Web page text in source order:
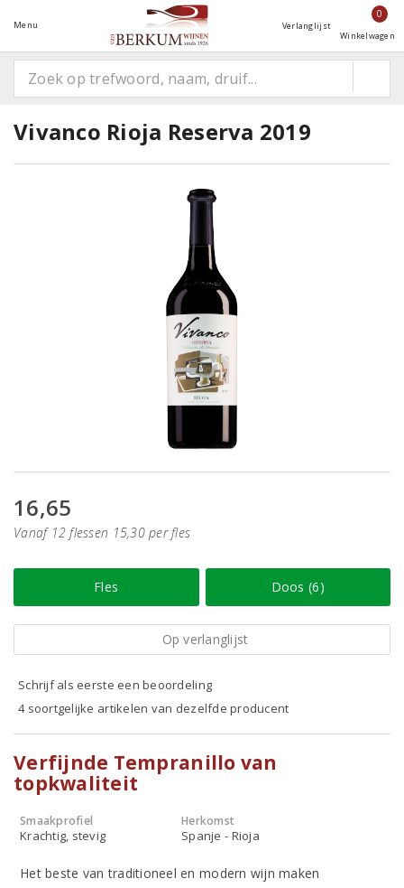
Menu Verlanglijst
0
Winkelwagen
Vivanco Rioja Reserva 2019
16,65
Vanaf 12 flessen 15,30 per fles
Fles Doos (6)
Op verlanglijst
Schrijf als eerste een beoordeling
4 soortgelijke artikelen van dezelfde producent
Verfijnde Tempranillo van
topkwaliteit
Smaakprofiel
Krachtig, stevig
Herkomst
Spanje - Rioja
Het beste van traditioneel en modern wijn maken